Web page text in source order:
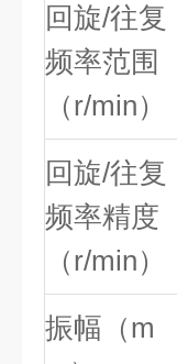
回旋/往复
频率范围
（r/min）
回旋/往复
频率精度
（r/min）
振幅（m